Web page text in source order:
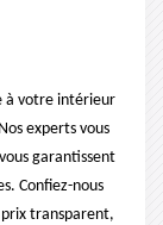
à votre intérieur
experts vous
garantissent
Confiez-nous
transparent,